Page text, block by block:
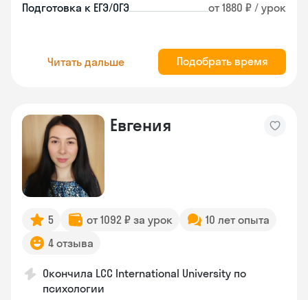
Подготовка к ЕГЭ/ОГЭ от 1880 ₽ / урок
Читать дальше Подобрать время
Евгения
5 от 1092 ₽ за урок
10 лет опыта
4 отзыва
Окончила LCC International University по
психологии